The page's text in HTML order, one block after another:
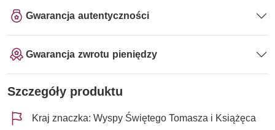
Gwarancja autentyczności
Gwarancja zwrotu pieniędzy
Szczegóły produktu
Kraj znaczka: Wyspy Świętego Tomasza i Książęca